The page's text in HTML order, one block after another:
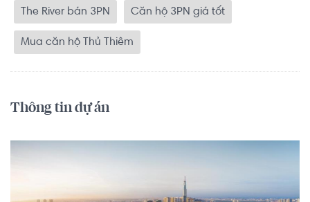
The River bán 3PN Căn hộ 3PN giá tốt
Mua căn hộ Thủ Thiêm
Thông tin dự án